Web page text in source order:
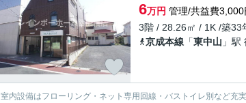
6万円 管理/共益費3,000
3階 / 28.26㎡ / 1K /築33
京成本線 「東中山 」駅
室内設備はフローリング・ネット専用回線・バストイレ別など充